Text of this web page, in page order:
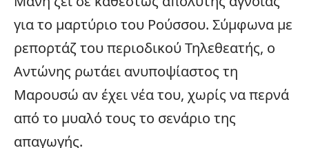
για το μαρτύριο του Ρούσσου. Σύμφωνα με
ρεπορτάζ του περιοδικού Τηλεθεατής, ο
Αντώνης ρωτάει ανυποψίαστος τη
Μαρουσώ αν έχει νέα του, χωρίς να περνά
από το μυαλό τους το σενάριο της
απαγωγής.